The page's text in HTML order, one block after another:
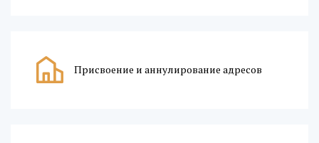
Присвоение и аннулирование адресов